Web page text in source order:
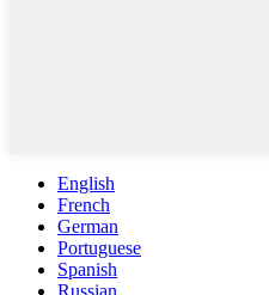
English
French
German
Portuguese
Spanish